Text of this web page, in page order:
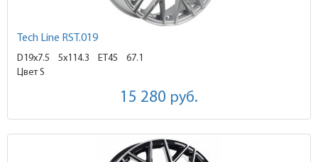
Tech Line RST.019
D19x7.5 5x114.3 ET45
67.1
Цвет S
15 280 руб.